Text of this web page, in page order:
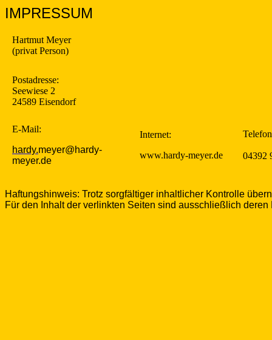
IMPRESSUM
Hartmut Meyer
(privat Person)
Postadresse:
Seewiese 2
24589 Eisendorf
E-Mail:
hardy.meyer@hardy-
meyer.de
Internet:
www.hardy-meyer.de
04392
Haftungshinweis: Trotz sorgfältiger inhaltlicher Kontrolle
Für den Inhalt der verlinkten Seiten sind ausschließlich